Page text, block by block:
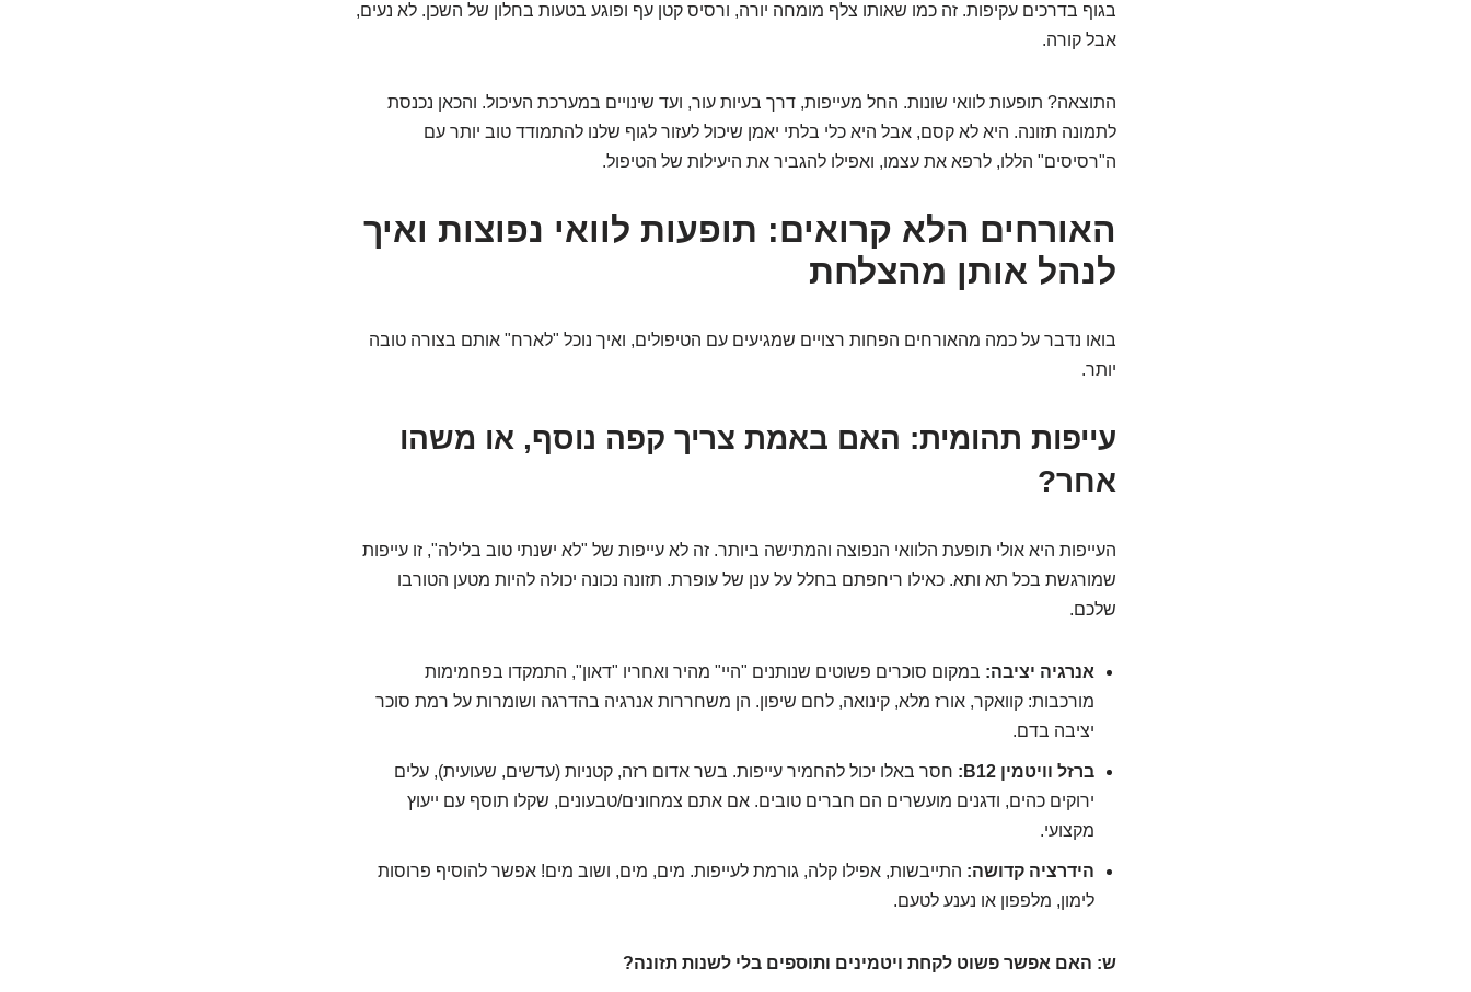
בגוף בדרכים עקיפות. זה כמו שאותו צלף מומחה יורה, ורסיס קטן עף ופוגע בטעות בחלון של השכן. לא נעים,
אבל קורה.
התוצאה? תופעות לוואי שונות. החל מעייפות, דרך בעיות עור, ועד שינויים במערכת העיכול. והכאן נכנסת
לתמונה תזונה. היא לא קסם, אבל היא כלי בלתי יאמן שיכול לעזור לגוף שלנו להתמודד טוב יותר עם
ה"רסיסים" הללו, לרפא את עצמו, ואפילו להגביר את היעילות של הטיפול.
האורחים הלא קרואים: תופעות לוואי נפוצות ואיך
לנהל אותן מהצלחת
בואו נדבר על כמה מהאורחים הפחות רצויים שמגיעים עם הטיפולים, ואיך נוכל "לארח" אותם בצורה טובה
יותר.
עייפות תהומית: האם באמת צריך קפה נוסף, או משהו
אחר?
העייפות היא אולי תופעת הלוואי הנפוצה והמתישה ביותר. זה לא עייפות של "לא ישנתי טוב בלילה", זו עייפות
שמורגשת בכל תא ותא. כאילו ריחפתם בחלל על ענן של עופרת. תזונה נכונה יכולה להיות מטען הטורבו
שלכם.
אנרגיה יציבה: במקום סוכרים פשוטים שנותנים "היי" מהיר ואחריו "דאון", התמקדו בפחמימות
מורכבות: קוואקר, אורז מלא, קינואה, לחם שיפון. הן משחררות אנרגיה בהדרגה ושומרות על רמת סוכר
יציבה בדם.
ברזל וויטמין B12:
חסר באלו יכול להחמיר עייפות. בשר אדום רזה, קטניות (עדשים, שעועית), עלים
ירוקים כהים, ודגנים מועשרים הם חברים טובים. אם אתם צמחונים/טבעונים, שקלו תוסף עם ייעוץ
מקצועי.
הידרציה קדושה: התייבשות, אפילו קלה, גורמת לעייפות. מים, מים, ושוב מים! אפשר להוסיף פרוסות
לימון, מלפפון או נענע לטעם.
ש: האם אפשר פשוט לקחת ויטמינים ותוספים בלי לשנות תזונה?